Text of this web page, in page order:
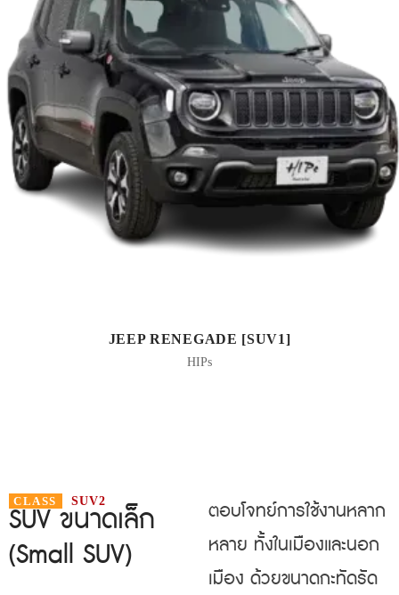
JEEP RENEGADE [SUV1]
HIPs
CLASS SUV2
SUV ขนาดเล็ก
(Small SUV)
ตอบโจทย์การใช้งานหลาก
หลาย ทั้งในเมืองและนอก
เมือง ด้วยขนาดกะทัดรัด